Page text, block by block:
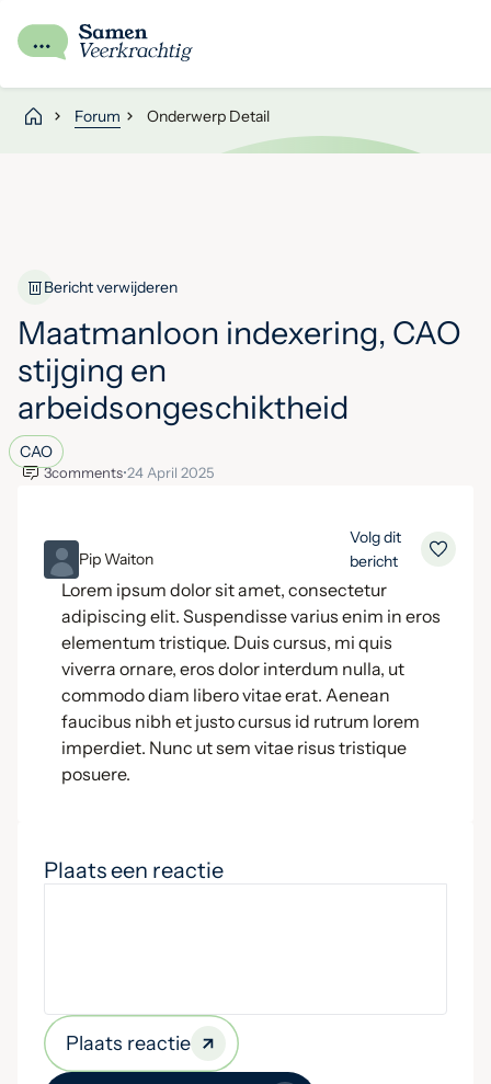
Forum Onderwerp Detail
Bericht verwijderen
Maatmanloon indexering, CAO
stijging en
arbeidsongeschiktheid
CAO
3comments•24 April 2025
ML Pip Waiton
Volg dit
bericht
Lorem ipsum dolor sit amet, consectetur
adipiscing elit. Suspendisse varius enim in eros
elementum tristique. Duis cursus, mi quis
viverra ornare, eros dolor interdum nulla, ut
commodo diam libero vitae erat. Aenean
faucibus nibh et justo cursus id rutrum lorem
imperdiet. Nunc ut sem vitae risus tristique
posuere.
Plaats een reactie
Plaats reactie